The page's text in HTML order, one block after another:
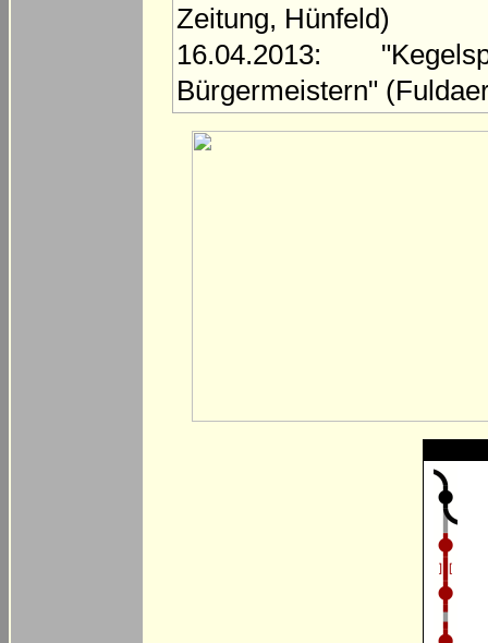
Zeitung, Hünfeld)
16.04.2013:
Bürgermeistern"